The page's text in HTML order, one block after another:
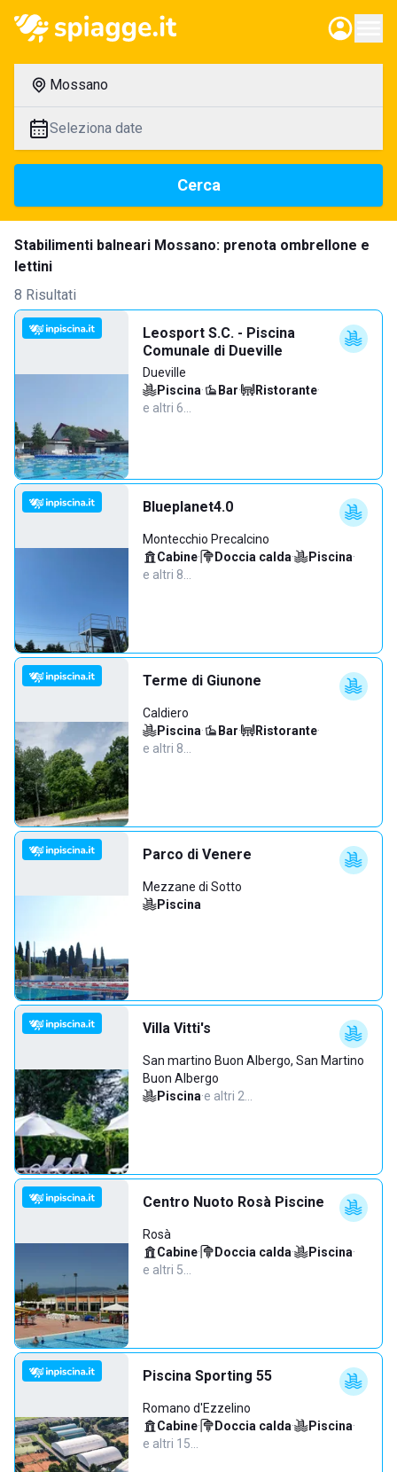
Mossano
Seleziona date
Cerca
Stabilimenti balneari Mossano: prenota ombrellone e
lettini
8 Risultati
Leosport S.C. - Piscina
Comunale di Dueville
Dueville
Piscina· Bar· Ristorante·
e altri 6…
Blueplanet4.0
Montecchio Precalcino
Cabine· Doccia calda· Piscina·
e altri 8…
Terme di Giunone
Caldiero
Piscina· Bar· Ristorante·
e altri 8…
Parco di Venere
Mezzane di Sotto
Piscina
Villa Vitti's
San martino Buon Albergo, San Martino
Buon Albergo
Piscina·e altri 2…
Centro Nuoto Rosà Piscine
Rosà
Cabine· Doccia calda· Piscina·
e altri 5…
Piscina Sporting 55
Romano d'Ezzelino
Cabine· Doccia calda· Piscina·
e altri 15…